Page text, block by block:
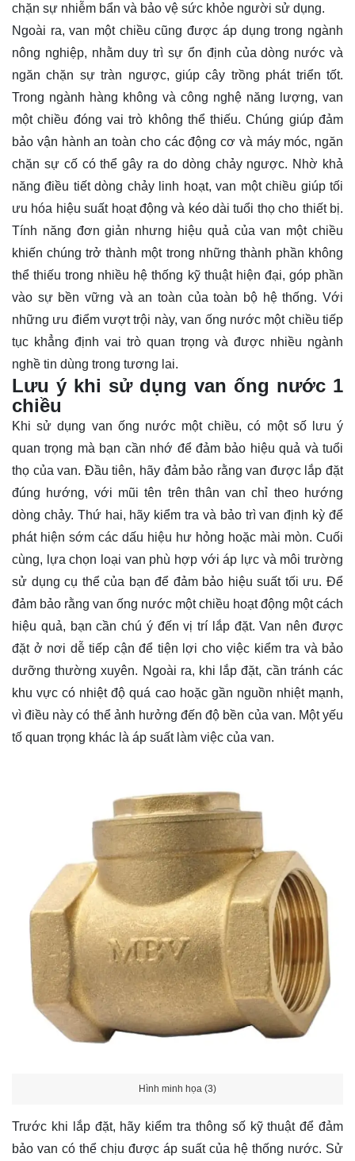
chặn sự nhiễm bẩn và bảo vệ sức khỏe người sử dụng.
Ngoài ra, van một chiều cũng được áp dụng trong ngành
nông nghiệp, nhằm duy trì sự ổn định của dòng nước và
ngăn chặn sự tràn ngược, giúp cây trồng phát triển tốt.
Trong ngành hàng không và công nghệ năng lượng, van
một chiều đóng vai trò không thể thiếu. Chúng giúp đảm
bảo vận hành an toàn cho các động cơ và máy móc, ngăn
chặn sự cố có thể gây ra do dòng chảy ngược. Nhờ khả
năng điều tiết dòng chảy linh hoạt, van một chiều giúp tối
ưu hóa hiệu suất hoạt động và kéo dài tuổi thọ cho thiết bị.
Tính năng đơn giản nhưng hiệu quả của van một chiều
khiến chúng trở thành một trong những thành phần không
thể thiếu trong nhiều hệ thống kỹ thuật hiện đại, góp phần
vào sự bền vững và an toàn của toàn bộ hệ thống. Với
những ưu điểm vượt trội này, van ống nước một chiều tiếp
tục khẳng định vai trò quan trọng và được nhiều ngành
nghề tin dùng trong tương lai.
Lưu ý khi sử dụng van ống nước 1
chiều
Khi sử dụng van ống nước một chiều, có một số lưu ý
quan trọng mà bạn cần nhớ để đảm bảo hiệu quả và tuổi
thọ của van. Đầu tiên, hãy đảm bảo rằng van được lắp đặt
đúng hướng, với mũi tên trên thân van chỉ theo hướng
dòng chảy. Thứ hai, hãy kiểm tra và bảo trì van định kỳ để
phát hiện sớm các dấu hiệu hư hỏng hoặc mài mòn. Cuối
cùng, lựa chọn loại van phù hợp với áp lực và môi trường
sử dụng cụ thể của bạn để đảm bảo hiệu suất tối ưu. Để
đảm bảo rằng van ống nước một chiều hoạt động một cách
hiệu quả, bạn cần chú ý đến vị trí lắp đặt. Van nên được
đặt ở nơi dễ tiếp cận để tiện lợi cho việc kiểm tra và bảo
dưỡng thường xuyên. Ngoài ra, khi lắp đặt, cần tránh các
khu vực có nhiệt độ quá cao hoặc gần nguồn nhiệt mạnh,
vì điều này có thể ảnh hưởng đến độ bền của van. Một yếu
tố quan trọng khác là áp suất làm việc của van.
Hình minh họa (3)
Trước khi lắp đặt, hãy kiểm tra thông số kỹ thuật để đảm
bảo van có thể chịu được áp suất của hệ thống nước. Sử